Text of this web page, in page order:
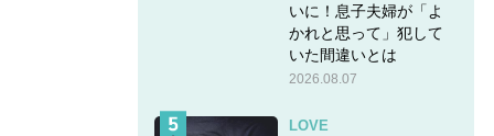
いに！息子夫婦が「よ
かれと思って」犯して
いた間違いとは
2026.08.07
LOVE